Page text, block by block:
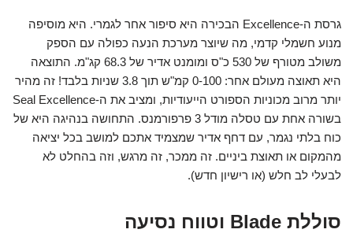
גרסת ה-Excellence הבכירה היא סיפור אחר לגמרי. היא מוסיפה
מנוע חשמלי קדמי, מה שיוצר מערכת הנעה כפולה עם הספק
משולב מטורף של 530 כ"ס ומומנט אדיר של 68.3 קג"מ. התוצאה
היא תאוצה מעולם אחר: 0-100 קמ"ש תוך 3.8 שניות בלבד! זה מהיר
יותר מרוב מכוניות הספורט הייעודיות, ומציב את ה-Seal Excellence
בשורה אחת עם טסלה מודל 3 פרפורמנס. התחושה בנהיגה היא של
כוח בלתי נגמר, עם דחף אדיר שמצמיד אתכם למושב בכל יציאה
מהמקום או תאוצת ביניים. זה ממכר, זה מרגש, וזה בהחלט לא
לבעלי לב חלש (או רישיון חדש).
סוללת Blade וטווח נסיעה